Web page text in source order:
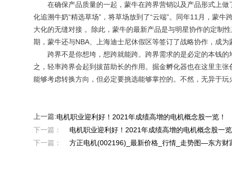
在确保产品质量的一起，蒙牛在跨界营销以及产品形式上做
化追溯牛奶“精选草场”，将草场放到了“云端”。同年11月，蒙
大化的无缝对接 。除此，蒙牛的最新产品是与明星协作的定制
期，蒙牛还与NBA、上海迪士尼休假区等签订了战略协作，成为
跨界不是你想垮，想跨就能跨。跨界需求的是必定的本钱的
之，轻率跨界会起到拔苗助长的作用。掘金孵化器也在这里主
能够考虑转换方向，但必定要挑选能够掌控的。不然，无异于玩
上一篇:电机职业迎利好！2021年成绩高增的电机概念股一览！
下一篇：
电机职业迎利好！2021年成绩高增的电机概念股一览
下一篇：
方正电机(002196)_最新价格_行情_走势图—东方财